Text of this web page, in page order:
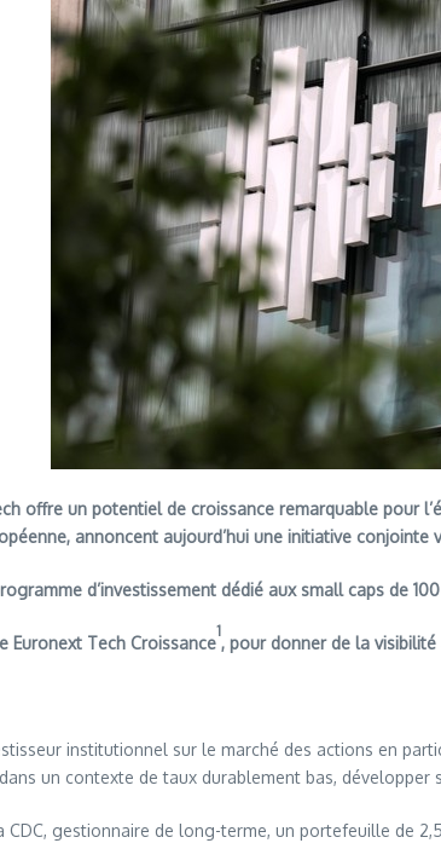
offre un potentiel de croissance remarquable pour
annoncent aujourd’hui une initiative
d’investissement dédié aux small caps de
Tech Croissance
1
, pour donner de la
institutionnel sur le marché des actions en
un contexte de taux durablement bas,
gestionnaire de long-terme, un portefeuille de